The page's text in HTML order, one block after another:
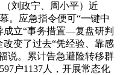
刘政宁、周小平）近
。应急指令便可“一键中
成立“事务措置—复盘研判
变了过去“凭经验、靠感
说。累计告急避险转移群
户1137人，开展常态化